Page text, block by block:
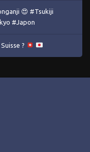
😍 #Tsukiji
#Japon
?